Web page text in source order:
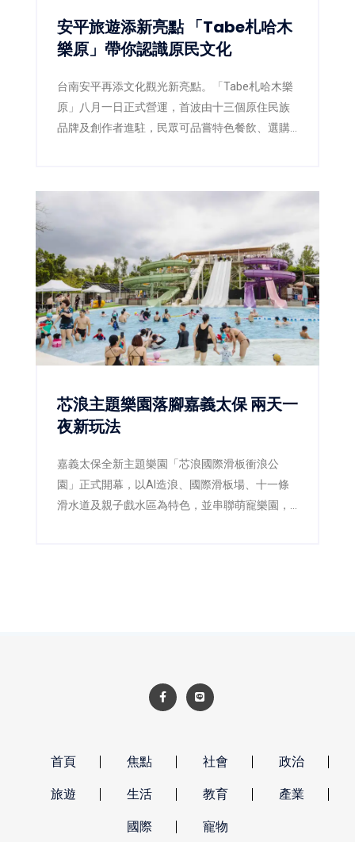
安平旅遊添新亮點 「Tabe札哈木
樂原」帶你認識原民文化
台南安平再添文化觀光新亮點。「Tabe札哈木樂
原」八月一日正式營運，首波由十三個原住民族
品牌及創作者進駐，民眾可品嘗特色餐飲、選購
芯浪主題樂園落腳嘉義太保 兩天一
夜新玩法
嘉義太保全新主題樂園「芯浪國際滑板衝浪公
園」正式開幕，以AI造浪、國際滑板場、十一條
滑水道及親子戲水區為特色，並串聯萌寵樂園，
首頁 焦點 社會 政治
旅遊 生活 教育 產業
國際 寵物